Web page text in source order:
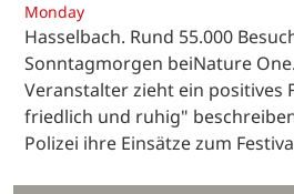
Monday
Hasselbach. Rund 55.000
Sonntagmorgen beiNature
Veranstalter zieht ein positives
friedlich und ruhig"
Polizei ihre Einsätze zum